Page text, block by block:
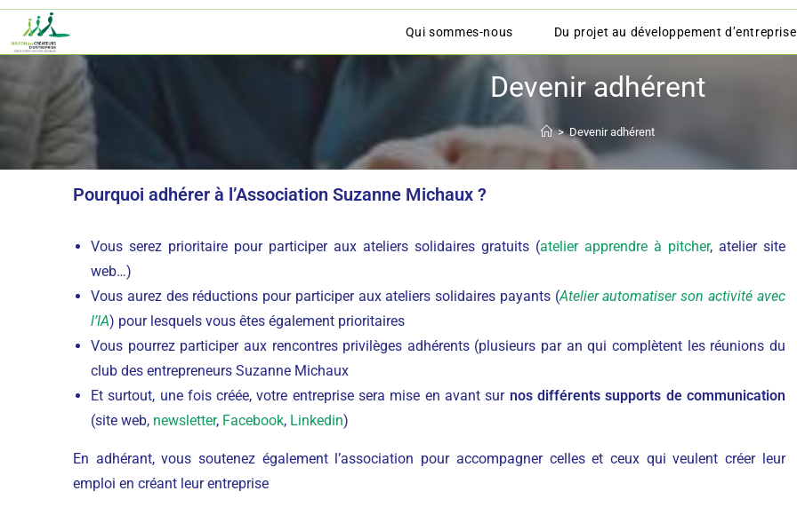
Qui sommes-nous Du projet au développement d’entreprise
Devenir adhérent
> Devenir adhérent
Pourquoi adhérer à l’Association Suzanne Michaux ?
Vous serez prioritaire pour participer aux ateliers solidaires gratuits (atelier apprendre à pitcher, atelier site
web…)
Vous aurez des réductions pour participer aux ateliers solidaires payants (Atelier automatiser son activité avec
l’IA) pour lesquels vous êtes également prioritaires
Vous pourrez participer aux rencontres privilèges adhérents (plusieurs par an qui complètent les réunions du
club des entrepreneurs Suzanne Michaux
Et surtout, une fois créée, votre entreprise sera mise en avant sur nos différents supports de communication
(site web, newsletter, Facebook, Linkedin)
En adhérant, vous soutenez également l’association pour accompagner celles et ceux qui veulent créer leur
emploi en créant leur entreprise